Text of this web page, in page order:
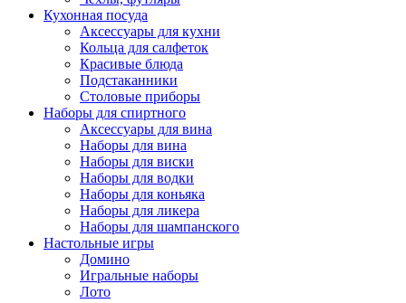
Кухонная посуда
Аксессуары для кухни
Кольца для салфеток
Красивые блюда
Подстаканники
Столовые приборы
Наборы для спиртного
Аксессуары для вина
Наборы для вина
Наборы для виски
Наборы для водки
Наборы для коньяка
Наборы для ликера
Наборы для шампанского
Настольные игры
Домино
Игральные наборы
Лото